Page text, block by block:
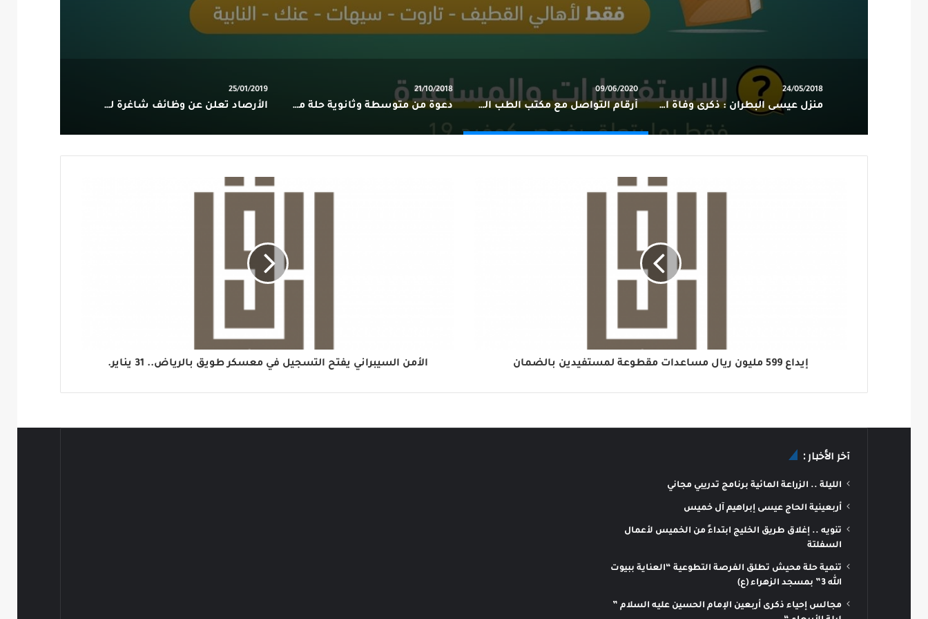
24/05/2018
منزل عيسى البطران : ذكرى وفاة السيدة خديجة
09/06/2020
أرقام التواصل مع مكتب الطب الوقائي بالقطيف
21/10/2018
دعوة من متوسطة وثانوية حلة محيش للبنات
25/01/2019
الأرصاد تعلن عن وظائف شاغرة للرجال والنساء
‏‏إيداع 599 مليون ريال مساعدات مقطوعة لمستفيدين بالضمان الأمن السيبراني يفتح التسجيل في معسكر طويق بالرياض.. 31 يناير.
آخر الأخبار :
الليلة .. الزراعة المائية برنامج تدريبي مجاني
أربعينية الحاج عيسى إبراهيم آل خميس
تنويه .. إغلاق طريق الخليج ابتداءً من الخميس لأعمال
السفلتة
تنمية حلة محيش تطلق الفرصة التطوعية “العناية ببيوت
الله 3” بمسجد الزهراء (ع)
مجالس إحياء ذكرى أربعين الإمام الحسين عليه السلام ”